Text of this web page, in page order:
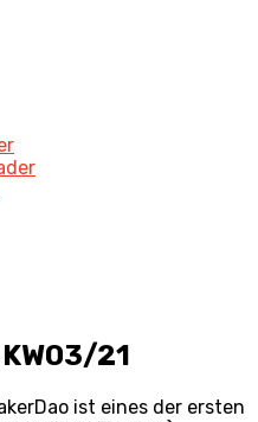
21
ist eines der ersten